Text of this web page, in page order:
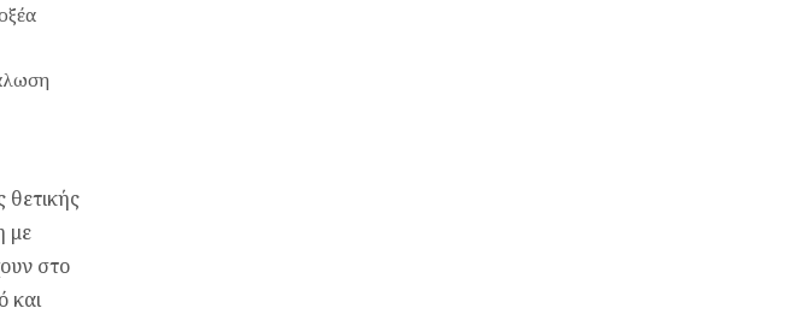
θετικής
με
στο
και